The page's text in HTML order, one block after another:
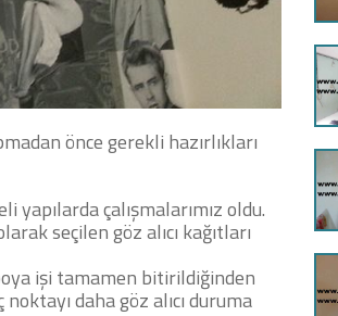
önce gerekli hazırlıkları
çalışmalarımız oldu.
seçilen göz alıcı kağıtları
işi tamamen bitirildiğinden
daha göz alıcı duruma